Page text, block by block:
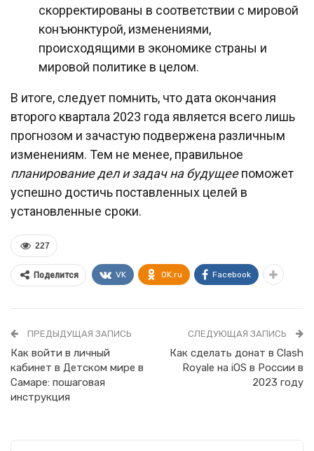
скорректированы в соответствии с мировой
конъюнктурой, изменениями,
происходящими в экономике страны и
мировой политике в целом.
В итоге, следует помнить, что дата окончания
второго квартала 2023 года является всего лишь
прогнозом и зачастую подвержена различным
изменениям. Тем не менее, правильное
планирование дел и задач на будущеепоможет
успешно достичь поставленных целей в
установленные сроки.
227
Поделится VK OK.ru Facebook
ПРЕДЫДУЩАЯ ЗАПИСЬ
Как войти в личный
кабинет в Детском мире в
Самаре: пошаговая
инструкция
СЛЕДУЮЩАЯ ЗАПИСЬ
Как сделать донат в Clash
Royale на iOS в России в
2023 году